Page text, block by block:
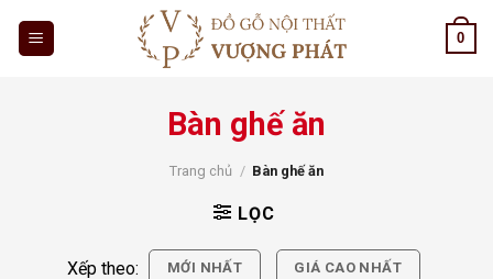
0
Bàn ghế ăn
Trang chủ / Bàn ghế ăn
LỌC
Xếp theo: MỚI NHẤT GIÁ CAO NHẤT